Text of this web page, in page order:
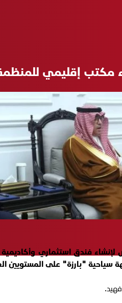
إقليمي للمنظمة
فندق استثماري
سياحية "بارزة" على المستويين